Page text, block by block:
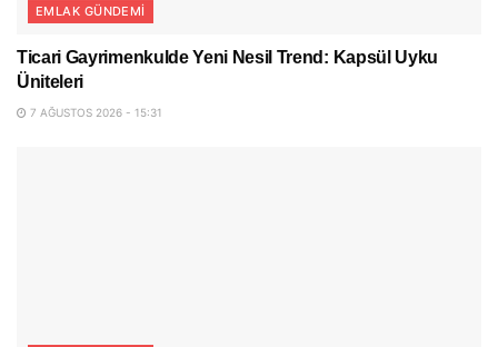
EMLAK GÜNDEMI
Ticari Gayrimenkulde Yeni Nesil Trend: Kapsül Uyku
Üniteleri
7 AĞUSTOS 2026 - 15:31